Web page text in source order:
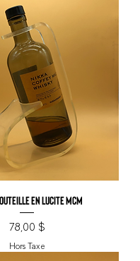
en lucite MCM
Prix
78,00 $
Hors Taxe